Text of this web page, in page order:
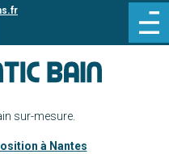
sur-mesure.
à Nantes